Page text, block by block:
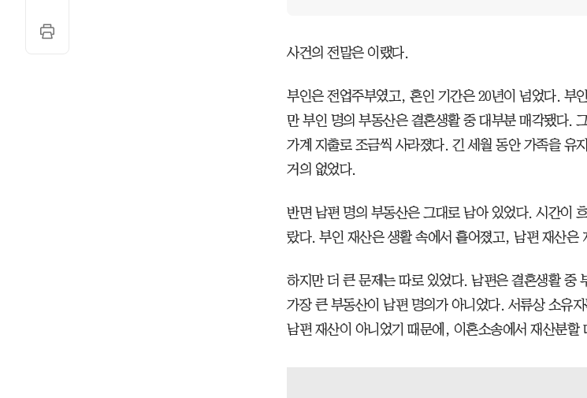
사건의 전말은 이랬다.
부인은 전업주부였고, 혼인 기간은 20년이 넘었다. 부
만 부인 명의 부동산은 결혼생활 중 대부분 매각됐다.
가계 지출로 조금씩 사라졌다. 긴 세월 동안 가족을 유
거의 없었다.
반면 남편 명의 부동산은 그대로 남아 있었다. 시간이
랐다. 부인 재산은 생활 속에서 흩어졌고, 남편 재산은
하지만 더 큰 문제는 따로 있었다. 남편은 결혼생활 중
가장 큰 부동산이 남편 명의가 아니었다. 서류상 소유
남편 재산이 아니었기 때문에, 이혼소송에서 재산분할